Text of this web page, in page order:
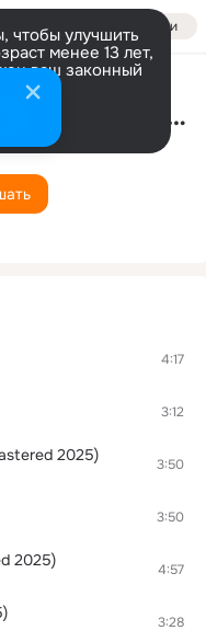
Войти
чтобы улучшить
менее 13 лет,
ваш законный
Выключи верхний свет
4:17
3:12
2025) 3:50
3:50
2025) 4:57
3:28